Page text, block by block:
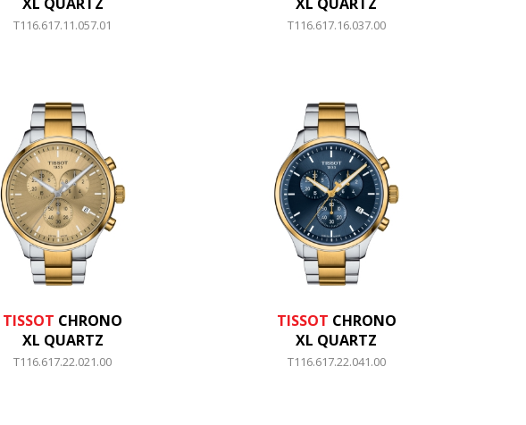
T116.617.11.057.01 T116.617.16.037.00
TISSOT CHRONO
XL QUARTZ
T116.617.22.021.00
TISSOT CHRONO
XL QUARTZ
T116.617.22.041.00